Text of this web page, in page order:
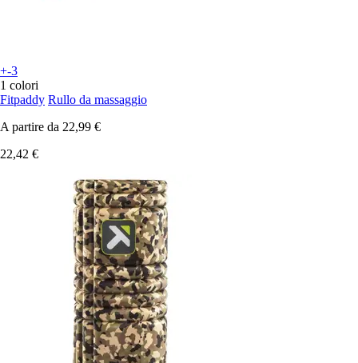
+-3
1 colori
Fitpaddy Rullo da massaggio
A partire da 22,99 €
22,42 €